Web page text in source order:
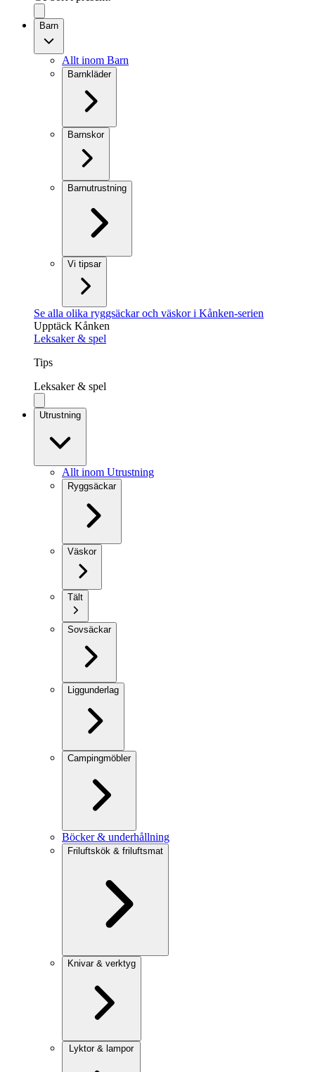
Barn
Allt inom Barn
Barnkläder
Barnskor
Barnutrustning
Vi tipsar
Se alla olika ryggsäckar och väskor i Kånken-serien
Upptäck Kånken
Leksaker & spel
Tips
Leksaker & spel
Utrustning
Allt inom Utrustning
Ryggsäckar
Väskor
Tält
Sovsäckar
Liggunderlag
Campingmöbler
Böcker & underhållning
Friluftskök & friluftsmat
Knivar & verktyg
Lyktor & lampor